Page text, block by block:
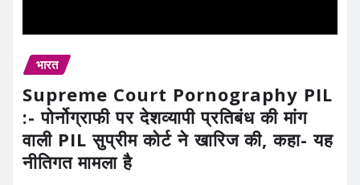
भारत
Supreme Court Pornography PIL
:- पोर्नोग्राफी पर देशव्यापी प्रतिबंध की मांग
वाली PIL सुप्रीम कोर्ट ने खारिज की, कहा- यह
नीतिगत मामला है